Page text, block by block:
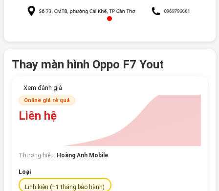
Thay màn hình Oppo F7 Yout
Xem đánh giá
Online giá rẻ quá
Liên hệ
Thương hiệu: Hoàng Anh Mobile
Loại
Linh kiện (+1 tháng bảo hành)